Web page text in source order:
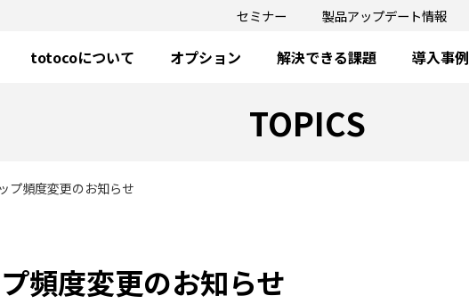
セミナー 製品アップデート情報
totocoについて オプション 解決できる課題 導入事例
TOPICS
プ頻度変更のお知らせ
頻度変更のお知らせ